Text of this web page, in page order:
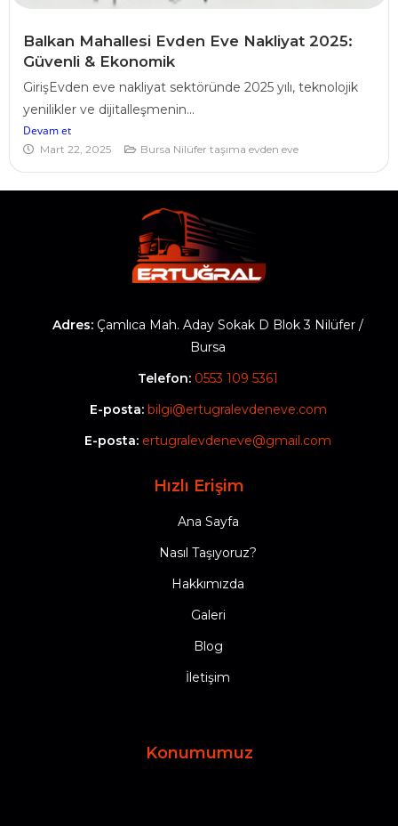
Balkan Mahallesi Evden Eve Nakliyat 2025:
Güvenli & Ekonomik
GirişEvden eve nakliyat sektöründe 2025 yılı, teknolojik
yenilikler ve dijitalleşmenin...
Devam et
Mart 22, 2025 Bursa Nilüfer taşıma evden eve
Adres: Çamlıca Mah. Aday Sokak D Blok 3 Nilüfer /
Bursa
Telefon: 0553 109 5361
E-posta: bilgi@ertugralevdeneve.com
E-posta: ertugralevdeneve@gmail.com
Hızlı Erişim
Ana Sayfa
Nasıl Taşıyoruz?
Hakkımızda
Galeri
Blog
İletişim
Konumumuz